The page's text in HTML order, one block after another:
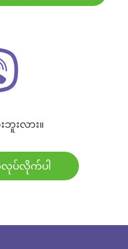
ဘူးလား။
လုပ်လိုက်ပါ